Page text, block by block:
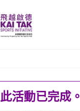
此活動已完成。